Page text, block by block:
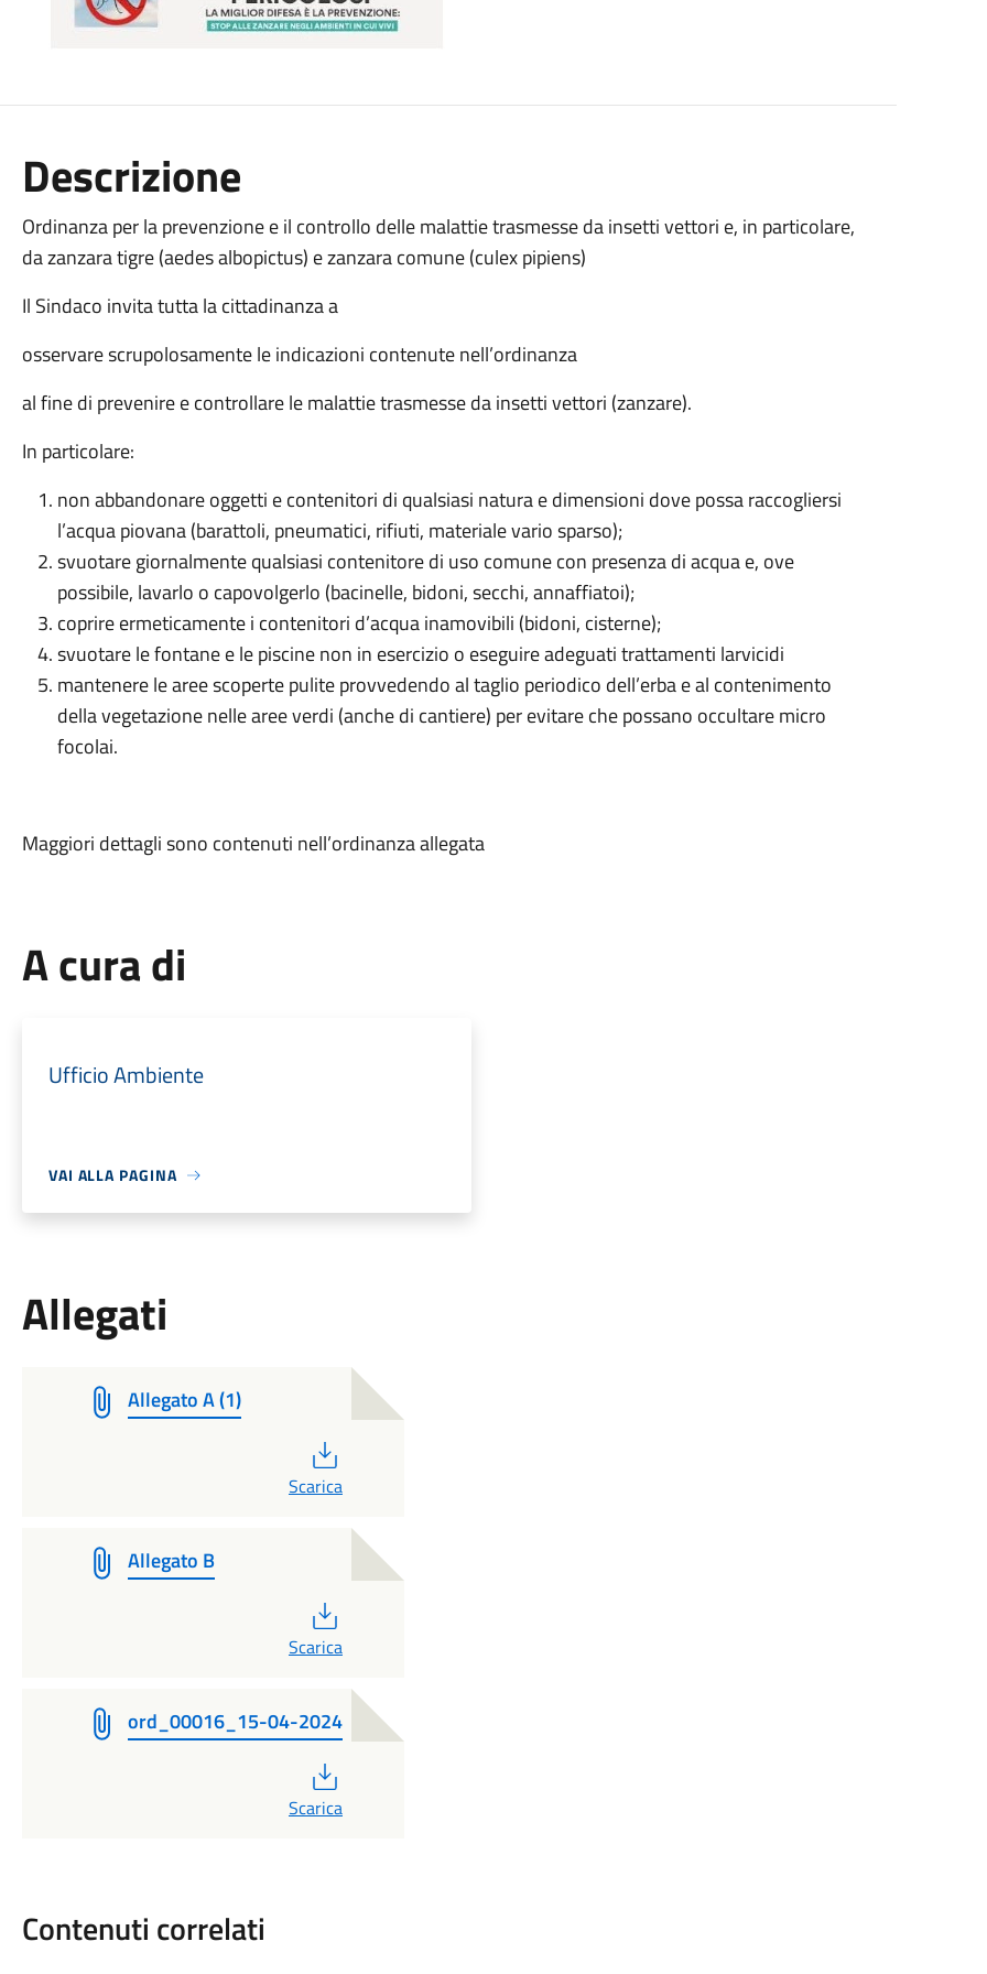
Descrizione
Ordinanza per la prevenzione e il controllo delle malattie trasmesse da insetti vettori e, in particolare,
da zanzara tigre (aedes albopictus) e zanzara comune (culex pipiens)
Il Sindaco invita tutta la cittadinanza a
osservare scrupolosamente le indicazioni contenute nell’ordinanza
al fine di prevenire e controllare le malattie trasmesse da insetti vettori (zanzare).
In particolare:
non abbandonare oggetti e contenitori di qualsiasi natura e dimensioni dove possa raccogliersi
l’acqua piovana (barattoli, pneumatici, rifiuti, materiale vario sparso);
svuotare giornalmente qualsiasi contenitore di uso comune con presenza di acqua e, ove
possibile, lavarlo o capovolgerlo (bacinelle, bidoni, secchi, annaffiatoi);
coprire ermeticamente i contenitori d’acqua inamovibili (bidoni, cisterne);
svuotare le fontane e le piscine non in esercizio o eseguire adeguati trattamenti larvicidi
mantenere le aree scoperte pulite provvedendo al taglio periodico dell’erba e al contenimento
della vegetazione nelle aree verdi (anche di cantiere) per evitare che possano occultare micro
focolai.
Maggiori dettagli sono contenuti nell’ordinanza allegata
A cura di
Ufficio Ambiente
VAI ALLA PAGINA
Allegati
Allegato A (1)
Scarica
Allegato B
Scarica
ord_00016_15-04-2024
Scarica
Contenuti correlati